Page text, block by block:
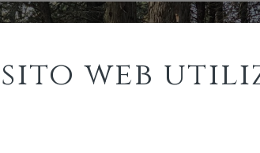
web